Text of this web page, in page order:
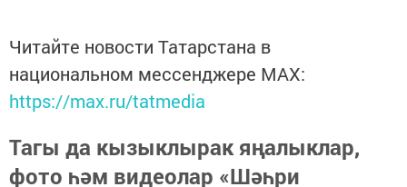
Читайте новости Татарстана в
национальном мессенджере MАХ:
https://max.ru/tatmedia
Тагы да кызыклырак яңалыклар,
фото һәм видеолар «Шәһри